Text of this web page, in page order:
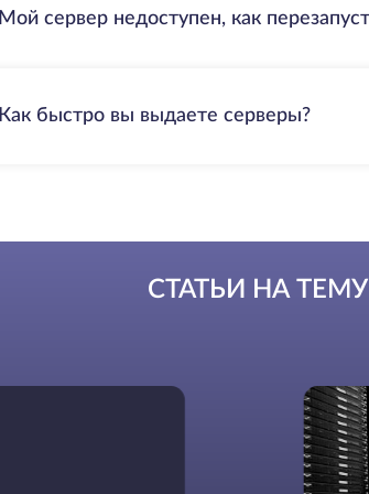
Мой сервер недоступен, как
Как быстро вы выдаете серверы?
СТАТЬИ НА